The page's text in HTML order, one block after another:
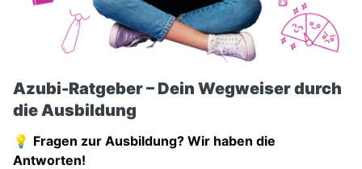
Azubi-Ratgeber – Dein Wegweiser durch
die Ausbildung
💡 Fragen zur Ausbildung? Wir haben die
Antworten!